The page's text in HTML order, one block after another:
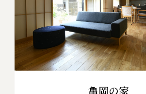
亀岡の家